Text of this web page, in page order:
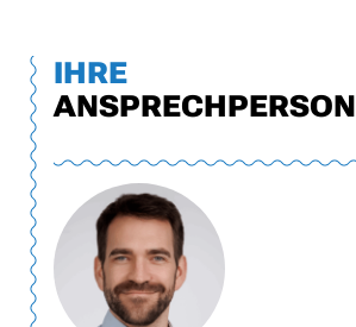
IHRE
ANSPRECHPERSON